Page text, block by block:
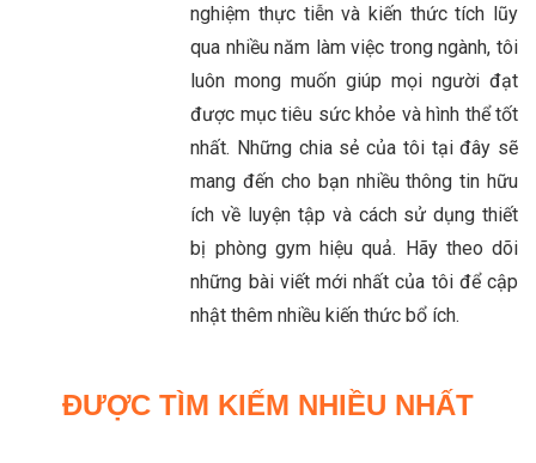
nghiệm thực tiễn và kiến thức tích lũy
qua nhiều năm làm việc trong ngành, tôi
luôn mong muốn giúp mọi người đạt
được mục tiêu sức khỏe và hình thể tốt
nhất. Những chia sẻ của tôi tại đây sẽ
mang đến cho bạn nhiều thông tin hữu
ích về luyện tập và cách sử dụng thiết
bị phòng gym hiệu quả. Hãy theo dõi
những bài viết mới nhất của tôi để cập
nhật thêm nhiều kiến thức bổ ích.
ĐƯỢC TÌM KIẾM NHIỀU NHẤT